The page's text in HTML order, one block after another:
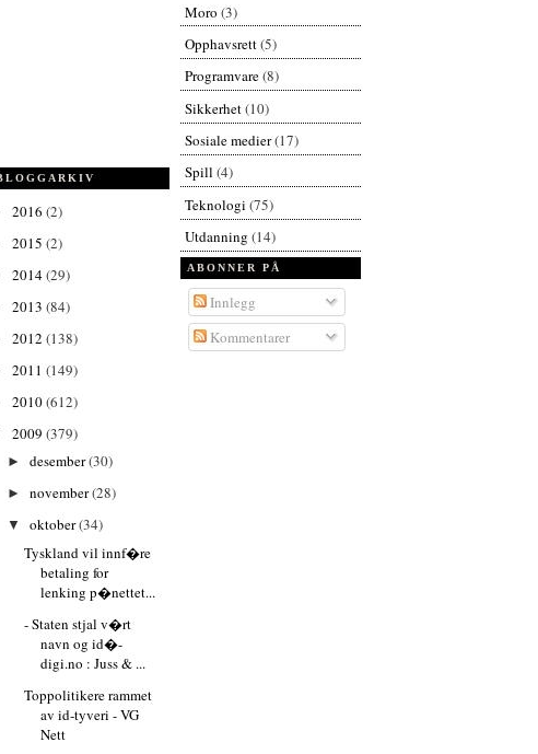
2016 (2)
2015 (2)
2014(29)
2013 (84)
2012 (138)
2011 (149)
2010(612)
2009 (379)
► desember(30)
► november(28)
▼ oktober(34)
Tyskland vil innf�re
betaling for
lenking p�nettet...
- Staten stjal v�rt
navn og id�-
digi.no : Juss & ...
Toppolitikere rammet
av id-tyveri - VG
Nett
Moro (3)
Opphavsrett(5)
Programvare(8)
Sikkerhet(10)
Sosiale medier(17)
Spill (4)
Teknologi (75)
Utdanning (14)
ABONNER PÅ
Innlegg
Kommentarer